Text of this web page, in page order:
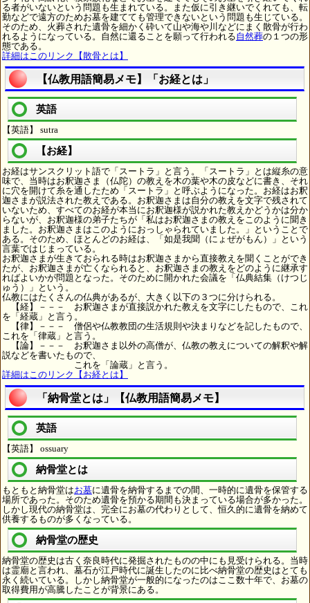
る者がいないという問題も生まれている。また仮に引き継いでくれても、転
勤などで遠方のためお墓を建てても管理できないという問題も生じている。
そのため、火葬された遺骨を細かく砕いて山や海や川などにまく散骨が行わ
れるようになっている。自然に還ることを願って行われる自然葬の１つの形
態である。
詳細はこのリンク【散骨とは】
【仏教用語簡易メモ】「お経とは」
英語
【英語】 sutra
【お経】
お経はサンスクリット語で「スートラ」と言う。「スートラ」とは縦糸の意
味で、当時はお釈迦さま（仏陀）の教えを木の葉や木の皮などに書き、それ
に穴を開けて糸を通したため「スートラ」と呼ぶようになった。お経はお釈
迦さまが説法された教えである。お釈迦さまは自分の教えを文字で残されて
いないため、すべてのお経が本当にお釈迦様が説かれた教えかどうかは分か
らないが、お釈迦様の弟子たちが「私はお釈迦さまの教えをこのように聞き
ました。お釈迦さまはこのようにおっしゃられていました。」ということで
ある。そのため、ほとんどのお経は、「如是我聞（にょぜがもん）」という
言葉ではじまっている。
お釈迦さまが生きておられる時はお釈迦さまから直接教えを聞くことができ
たが、お釈迦さまが亡くなられると、お釈迦さまの教えをどのように継承す
ればよいかが問題となった。そのために開かれた会議を「仏典結集（けつじ
ゅう）」という。
仏教にはたくさんの仏典があるが、大きく以下の３つに分けられる。
【経】－－－ お釈迦さまが直接説かれた教えを文字にしたもので、これ
を「経蔵」と言う。
【律】－－－ 僧侶や仏教教団の生活規則や決まりなどを記したもので、
これを「律蔵」と言う。
【論】－－－ お釈迦さま以外の高僧が、仏教の教えについての解釈や解
説などを書いたもので、
これを「論蔵」と言う。
詳細はこのリンク【お経とは】
「納骨堂とは」【仏教用語簡易メモ】
英語
【英語】 ossuary
納骨堂とは
もともと納骨堂はお墓に遺骨を納骨するまでの間、一時的に遺骨を保管する
場所であった。そのため遺骨を預かる期間も決まっている場合が多かった。
しかし現代の納骨堂は、完全にお墓の代わりとして、恒久的に遺骨を納めて
供養するものが多くなっている。
納骨堂の歴史
納骨堂の歴史は古く奈良時代に発掘されたものの中にも見受けられる。当時
は霊廟と言われ、墓石が江戸時代に誕生したのに比べ納骨堂の歴史はとても
永く続いている。しかし納骨堂が一般的になったのはここ数十年で、お墓の
取得費用が高騰したことが背景にある。